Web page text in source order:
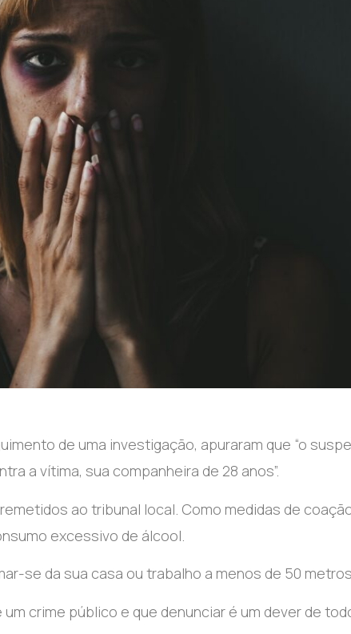
de uma investigação, apuraram que “o
a vítima, sua companheira de 28 anos”.
ao tribunal local. Como medidas de
excessivo de álcool.
se da sua casa ou trabalho a menos de 50
crime público e que denunciar é um dever de